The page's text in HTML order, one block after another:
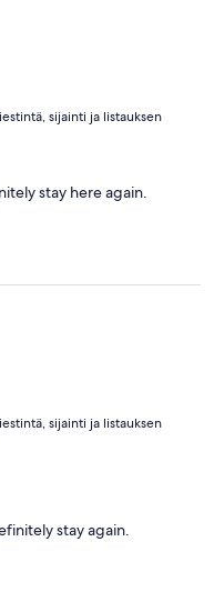
sijainti ja listauksen
stay here again.
sijainti ja listauksen
stay again.